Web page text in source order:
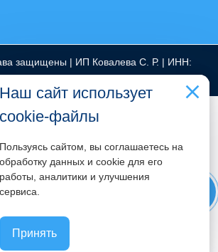
защищены | ИП Ковалева С. Р. | ИНН:
| ОГРНИП: 319665800022369
Наш сайт использует
cookie-файлы
Пользуясь сайтом, вы соглашаетесь на
обработку данных и cookie для его
работы, аналитики и улучшения
сервиса.
Принять